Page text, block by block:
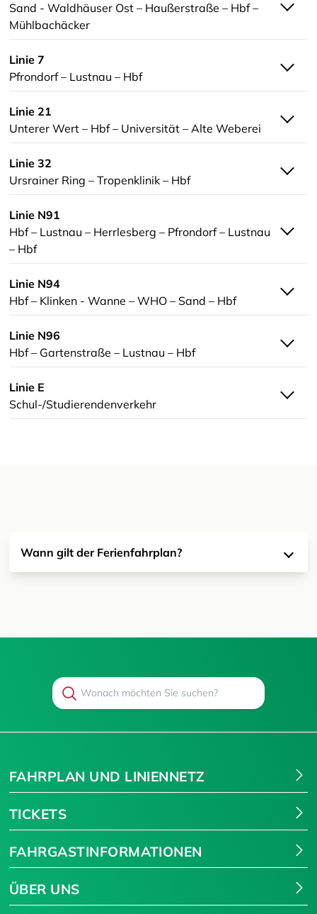
Sand - Waldhäuser Ost – Haußerstraße – Hbf –
Mühlbachäcker
Linie 7
Pfrondorf – Lustnau – Hbf
Linie 21
Unterer Wert – Hbf – Universität – Alte Weberei
Linie 32
Ursrainer Ring – Tropenklinik – Hbf
Linie N91
Hbf – Lustnau – Herrlesberg – Pfrondorf – Lustnau
– Hbf
Linie N94
Hbf – Klinken - Wanne – WHO – Sand – Hbf
Linie N96
Hbf – Gartenstraße – Lustnau – Hbf
Linie E
Schul-/Studierendenverkehr
Wann gilt der Ferienfahrplan?
Search
FAHRPLAN UND LINIENNETZ
TICKETS
FAHRGASTINFORMATIONEN
ÜBER UNS